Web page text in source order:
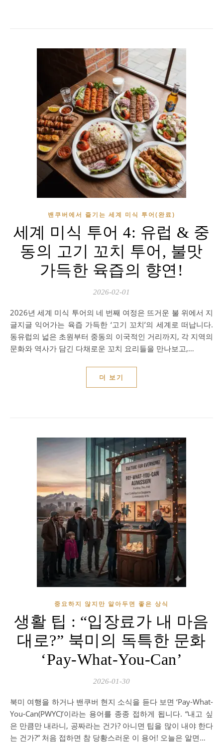
밴쿠버에서 즐기는 세계 미식 투어(완료)
세계 미식 투어 4: 유럽 & 중
동의 고기 꼬치 투어, 불맛
가득한 육즙의 향연!
2026-02-01
2026년 세계 미식 투어의 네 번째 여정은 뜨거운 불 위에서 지
글지글 익어가는 육즙 가득한 ‘고기 꼬치’의 세계로 떠납니다.
동유럽의 넓은 초원부터 중동의 이국적인 거리까지, 각 지역의
문화와 역사가 담긴 다채로운 꼬치 요리들을 만나보고,…
더 보기
중요하지 않지만 알아두면 좋은 상식
생활 팁 : “입장료가 내 마음
대로?” 북미의 독특한 문화
‘Pay-What-You-Can’
2026-01-30
북미 여행을 하거나 밴쿠버 현지 소식을 듣다 보면 ‘Pay-What-
You-Can(PWYC)’이라는 용어를 종종 접하게 됩니다. “내고 싶
은 만큼만 내라니, 공짜라는 건가? 아니면 팁을 많이 내야 한다
는 건가?” 처음 접하면 참 당황스러운 이 용어! 오늘은 알면…